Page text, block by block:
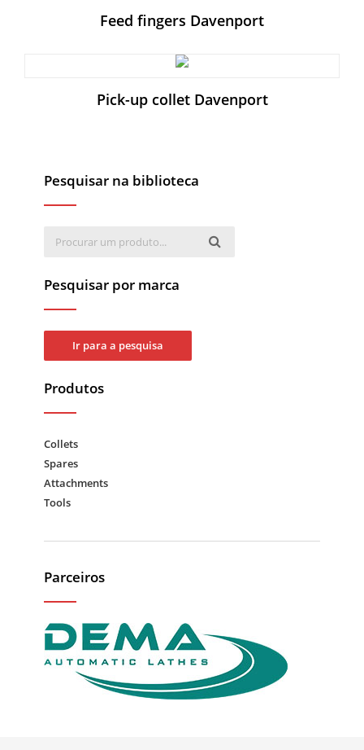
Feed fingers Davenport
Pick-up collet Davenport
Pesquisar na biblioteca
Pesquisar por marca
Ir para a pesquisa
Produtos
Collets
Spares
Attachments
Tools
Parceiros